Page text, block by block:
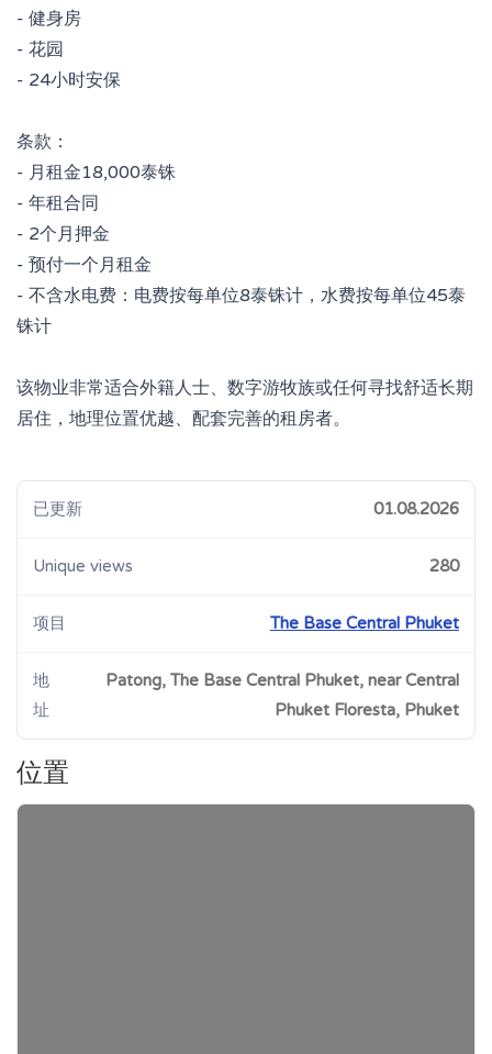
- 健身房
- 花园
- 24小时安保
条款：
- 月租金18,000泰铢
- 年租合同
- 2个月押金
- 预付一个月租金
- 不含水电费：电费按每单位8泰铢计，水费按每单位45泰
铢计
该物业非常适合外籍人士、数字游牧族或任何寻找舒适长期
居住，地理位置优越、配套完善的租房者。
已更新 01.08.2026
Unique views 280
项目 The Base Central Phuket
地
址
Patong, The Base Central Phuket, near Central
Phuket Floresta, Phuket
位置